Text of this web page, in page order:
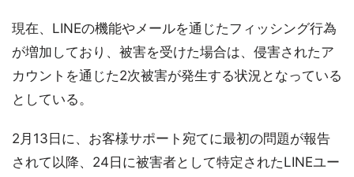
現在、LINEの機能やメールを通じたフィッシング行為
が増加しており、被害を受けた場合は、侵害されたア
カウントを通じた2次被害が発生する状況となっている
としている。
2月13日に、お客様サポート宛てに最初の問題が報告
されて以降、24日に被害者として特定されたLINEユー